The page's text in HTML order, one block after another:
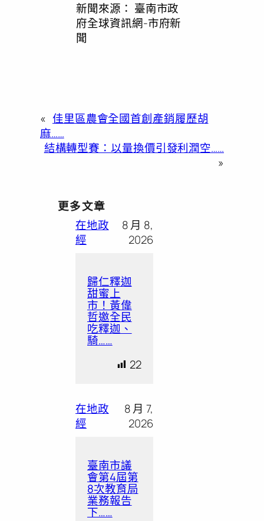
新聞來源： 臺南市政
府全球資訊網-市府新
聞
« 佳里區農會全國首創產銷履歷胡
麻……
結構轉型賽：以量換價引發利潤空……
»
更多文章
在地政
經
8 月 8,
2026
歸仁釋迦
甜蜜上
市！黃偉
哲邀全民
吃釋迦、
騎……
22
在地政
經
8 月 7,
2026
臺南市議
會第4屆第
8次教育局
業務報告
下……